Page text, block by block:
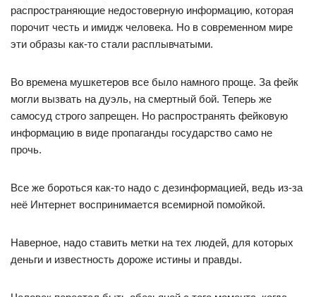
распространяющие недостоверную информацию, которая
порочит честь и имидж человека. Но в современном мире
эти образы как-то стали расплывчатыми.
Во времена мушкетеров все было намного проще. За фейк
могли вызвать на дуэль, на смертный бой. Теперь же
самосуд строго запрещен. Но распространять фейковую
информацию в виде пропаганды государство само не
прочь.
Все же бороться как-то надо с дезинформацией, ведь из-за
неё Интернет воспринимается всемирной помойкой.
Наверное, надо ставить метки на тех людей, для которых
деньги и известность дороже истины и правды.